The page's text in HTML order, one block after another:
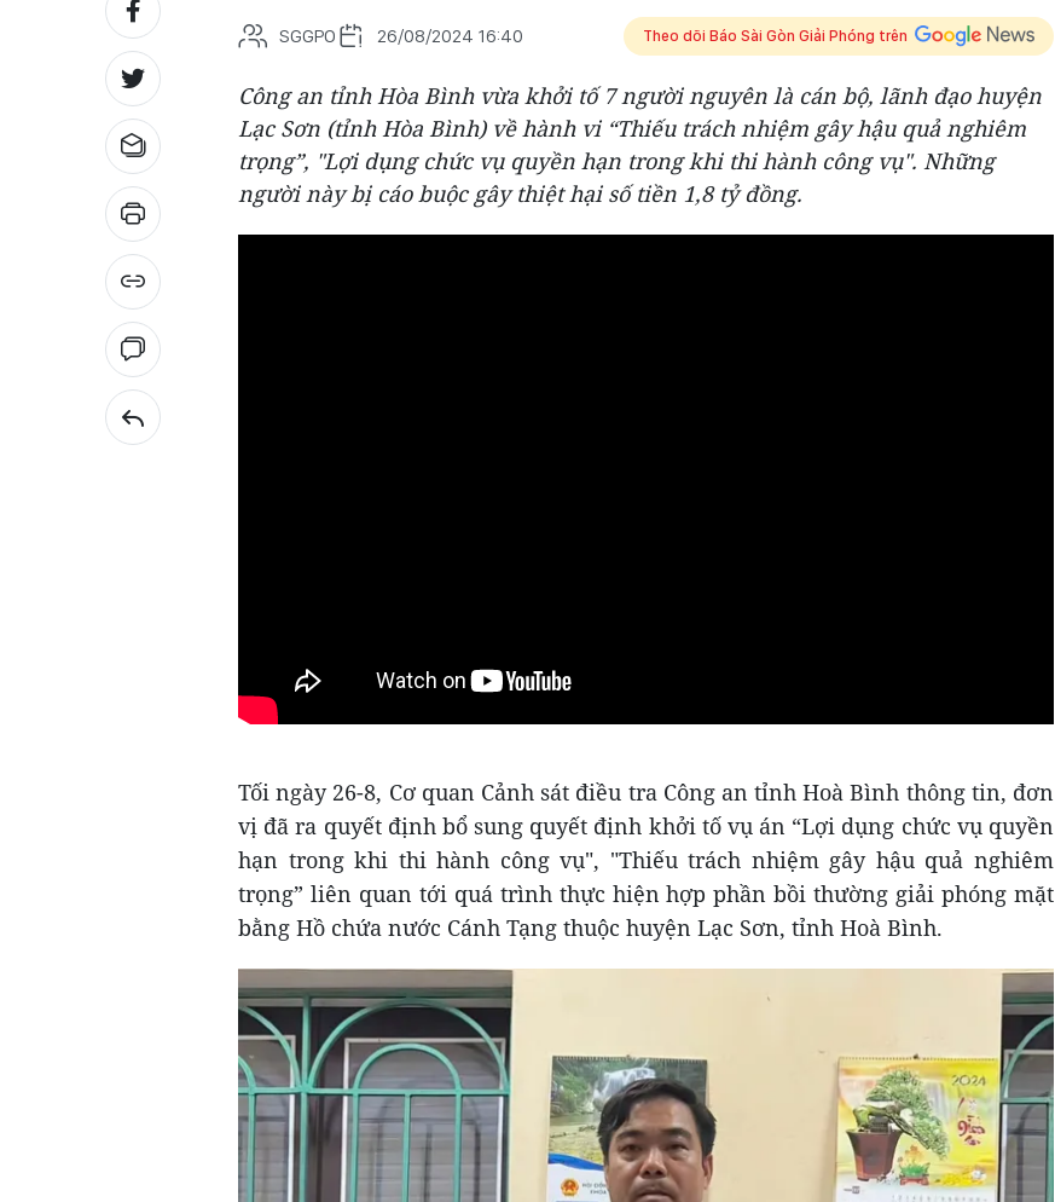
SGGPO 26/08/2024 16:40 Theo dõi Báo Sài Gòn Giải Phóng trên
Công an tỉnh Hòa Bình vừa khởi tố 7 người nguyên là cán bộ, lãnh đạo huyện
Lạc Sơn (tỉnh Hòa Bình) về hành vi “Thiếu trách nhiệm gây hậu quả nghiêm
trọng”, "Lợi dụng chức vụ quyền hạn trong khi thi hành công vụ". Những
người này bị cáo buộc gây thiệt hại số tiền 1,8 tỷ đồng.
Tối ngày 26-8, Cơ quan Cảnh sát điều tra Công an tỉnh Hoà Bình thông tin, đơn
vị đã ra quyết định bổ sung quyết định khởi tố vụ án “Lợi dụng chức vụ quyền
hạn trong khi thi hành công vụ", "Thiếu trách nhiệm gây hậu quả nghiêm
trọng” liên quan tới quá trình thực hiện hợp phần bồi thường giải phóng mặt
bằng Hồ chứa nước Cánh Tạng thuộc huyện Lạc Sơn, tỉnh Hoà Bình.